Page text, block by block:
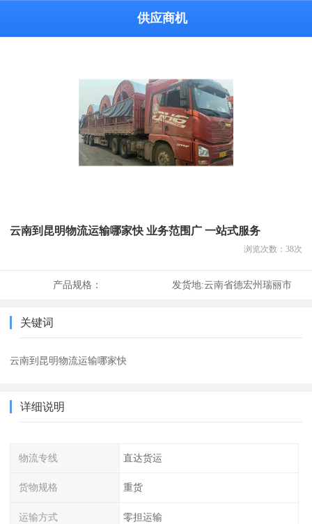
供应商机
云南到昆明物流运输哪家快 业务范围广 一站式服务
浏览次数： 38次
产品规格： 发货地:云南省德宏州瑞丽市
关键词
云南到昆明物流运输哪家快
详细说明
物流专线 直达货运
货物规格 重货
运输方式 零担运输